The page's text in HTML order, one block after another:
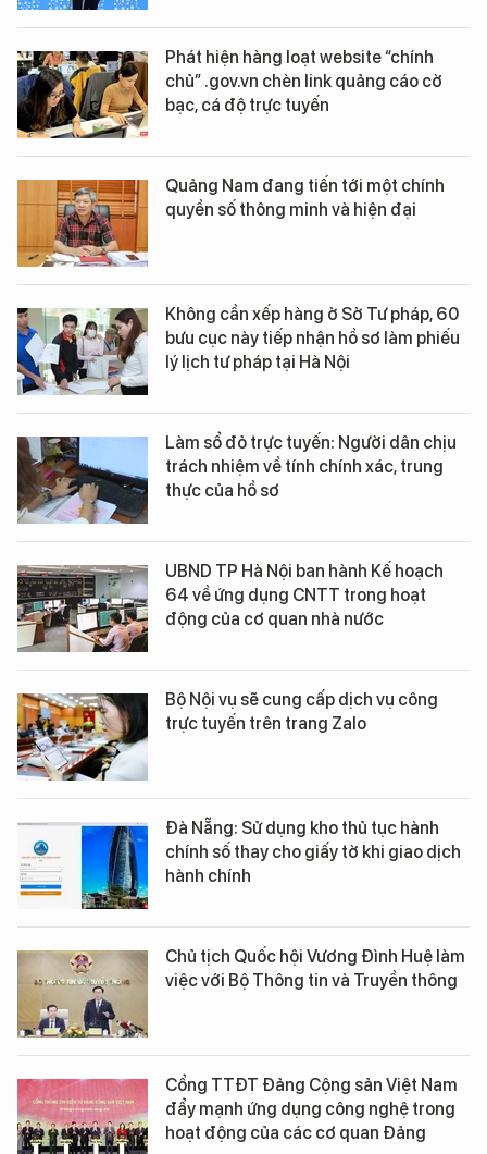
Phát hiện hàng loạt website “chính
chủ” .gov.vn chèn link quảng cáo cờ
bạc, cá độ trực tuyến
Quảng Nam đang tiến tới một chính
quyền số thông minh và hiện đại
Không cần xếp hàng ở Sở Tư pháp, 60
bưu cục này tiếp nhận hồ sơ làm phiếu
lý lịch tư pháp tại Hà Nội
Làm sổ đỏ trực tuyến: Người dân chịu
trách nhiệm về tính chính xác, trung
thực của hồ sơ
UBND TP Hà Nội ban hành Kế hoạch
64 về ứng dụng CNTT trong hoạt
động của cơ quan nhà nước
Bộ Nội vụ sẽ cung cấp dịch vụ công
trực tuyến trên trang Zalo
Đà Nẵng: Sử dụng kho thủ tục hành
chính số thay cho giấy tờ khi giao dịch
hành chính
Chủ tịch Quốc hội Vương Đình Huệ làm
việc với Bộ Thông tin và Truyền thông
Cổng TTĐT Đảng Cộng sản Việt Nam
đẩy mạnh ứng dụng công nghệ trong
hoạt động của các cơ quan Đảng